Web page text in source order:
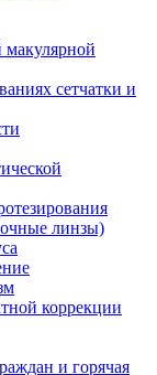
макулярной
сетчатки и
линзы)
коррекции
и горячая